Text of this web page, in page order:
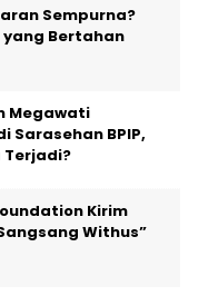
Sempurna?
yang Bertahan
Megawati
Sarasehan BPIP,
Terjadi?
Kirim
Withus”